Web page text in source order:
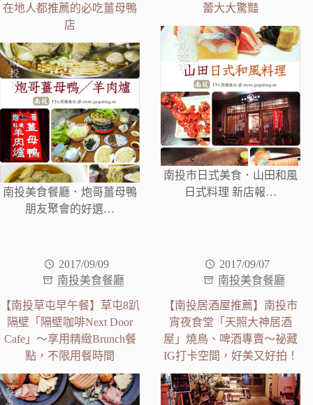
在地人都推薦的必吃薑母鴨
店
南投美食餐廳．炮哥薑母鴨
朋友聚會的好選…
蕾大大驚豔
南投市日式美食．山田和風
日式料理 新店報…
2017/09/09
南投美食餐廳
【南投草屯早午餐】草屯8趴
隔壁「隔壁咖啡Next Door
Cafe」～享用精緻Brunch餐
點，不限用餐時間
2017/09/07
南投美食餐廳
【南投居酒屋推薦】南投市
宵夜食堂「天照大神居酒
屋」燒鳥、啤酒專賣～祕藏
IG打卡空間，好美又好拍！